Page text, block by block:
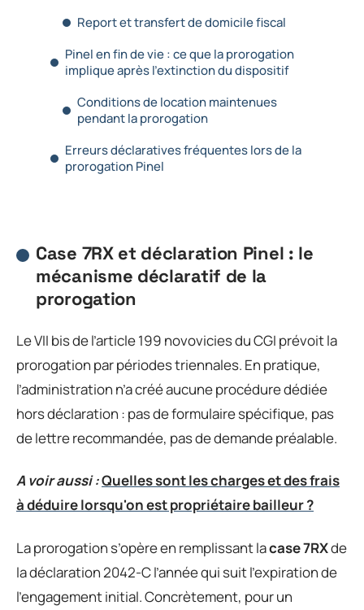
Report et transfert de domicile fiscal
Pinel en fin de vie : ce que la prorogation
implique après l’extinction du dispositif
Conditions de location maintenues
pendant la prorogation
Erreurs déclaratives fréquentes lors de la
prorogation Pinel
Case 7RX et déclaration Pinel : le
mécanisme déclaratif de la
prorogation
Le VII bis de l’article 199 novovicies du CGI prévoit la
prorogation par périodes triennales. En pratique,
l’administration n’a créé aucune procédure dédiée
hors déclaration : pas de formulaire spécifique, pas
de lettre recommandée, pas de demande préalable.
A voir aussi :Quelles sont les charges et des frais
à déduire lorsqu'on est propriétaire bailleur ?
La prorogation s’opère en remplissant lacase 7RXde
la déclaration 2042-C l’année qui suit l’expiration de
l’engagement initial. Concrètement, pour un